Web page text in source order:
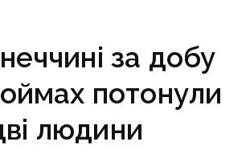
за добу
потонули
людини